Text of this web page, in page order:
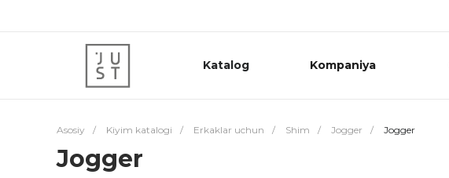
Katalog Kompaniya
Asosiy / Kiyim katalogi / Erkaklar uchun / Shim / Jogger / Jogger
Jogger